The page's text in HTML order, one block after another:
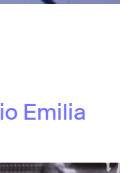
Emilia